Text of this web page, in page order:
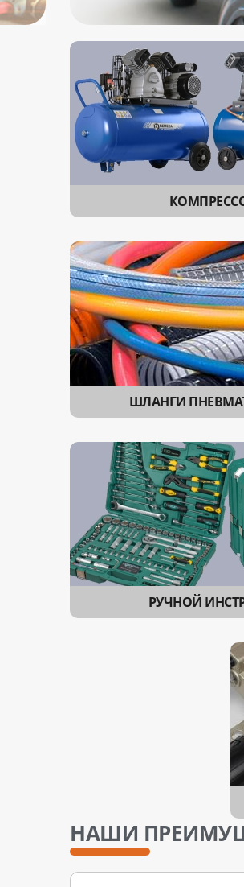
ШЛАНГИ
РУЧНОЙ
НАШИ